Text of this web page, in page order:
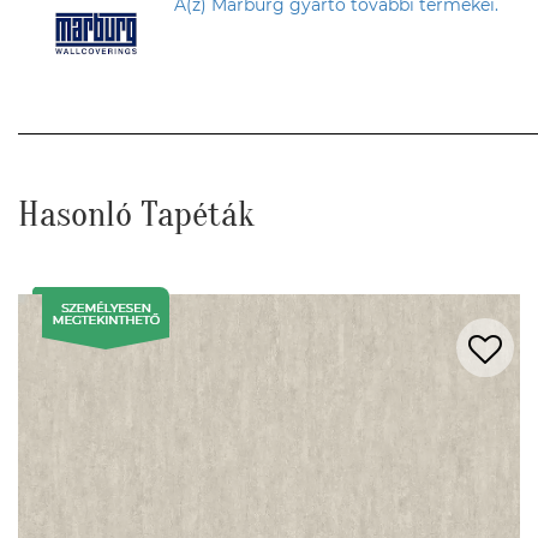
A(z) Marburg gyártó további termékei.
Hasonló Tapéták